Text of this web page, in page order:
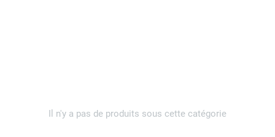
Il n'y a pas de produits sous cette catégorie